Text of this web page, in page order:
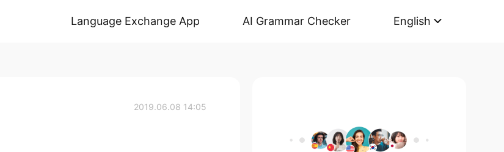
Language Exchange App AI Grammar Checker English
2019.06.08 14:05